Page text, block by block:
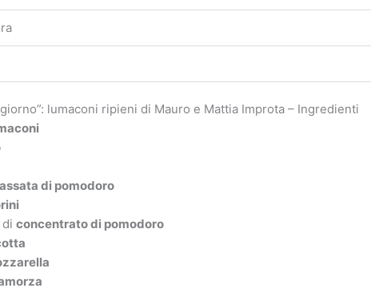
lumaconi ripieni di Mauro e Mattia Improta – Ingredienti
di pomodoro
diconcentrato di pomodoro